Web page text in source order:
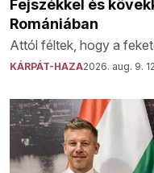
Fejszékkel és
Romániában
Attól féltek, hogy a
KÁRPÁT-HAZA2026. aug. 9.